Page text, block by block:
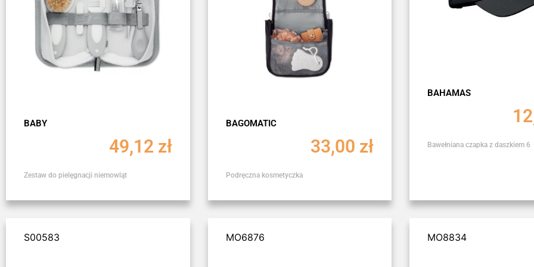
BABY
49,12 zł
Zestaw do pielęgnacji niemowląt
BAGOMATIC
33,00 zł
Podręczna kosmetyczka
BAHAMAS
Bawełniana czapka z daszkiem 6
S00583 MO6876 MO8834